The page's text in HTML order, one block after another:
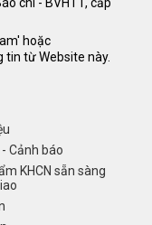
hoặc
tin từ Website này.
Cảnh báo
KHCN sẵn sàng